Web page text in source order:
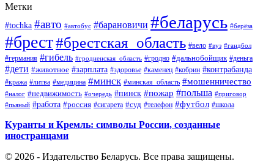
Метки
#tochka #авто #автобус #барановичи #беларусь #берёза
#брест#брестская_область #вело #вуз #гандбол
#германия #гибель #гродненская_область #гродно #дальнобойщик #деньга
#дети #животное #зарплата #здоровье #каменец #кобрин #контрабанда
#кража #литва #медицина #минск #минская_область #мошенничество
#налог #недвижимость #очередь #пинск #пожар #польша #приговор
#пьяный #работа #россия #сигарета #суд #телефон #футбол #школа
Куранты и Кремль: символы России, созданные
иностранцами
© 2026 - Издательство Беларусь. Все права защищены.